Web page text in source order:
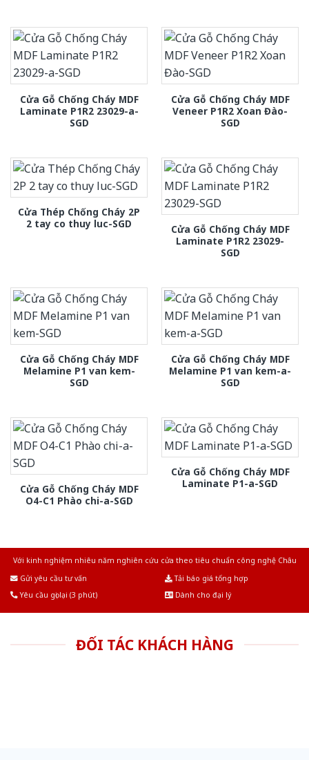
Cửa Gỗ Chống Cháy MDF
Laminate P1R2 23029-a-
SGD
Cửa Gỗ Chống Cháy MDF
Veneer P1R2 Xoan Đào-
SGD
Cửa Thép Chống Cháy 2P
2 tay co thuy luc-SGD
Cửa Gỗ Chống Cháy MDF
Laminate P1R2 23029-
SGD
Cửa Gỗ Chống Cháy MDF
Melamine P1 van kem-
SGD
Cửa Gỗ Chống Cháy MDF
Melamine P1 van kem-a-
SGD
Cửa Gỗ Chống Cháy MDF
O4-C1 Phào chi-a-SGD
Cửa Gỗ Chống Cháy MDF
Laminate P1-a-SGD
Với kinh nghiệm nhiêu năm nghiên cứu cửa theo tiêu chuẩn công nghệ Châu
Gửi yêu cầu tư vấn
Tải báo giá tổng hợp
Yêu cầu gọi lại (3 phút)
Dành cho đại lý
ĐỐI TÁC KHÁCH HÀNG